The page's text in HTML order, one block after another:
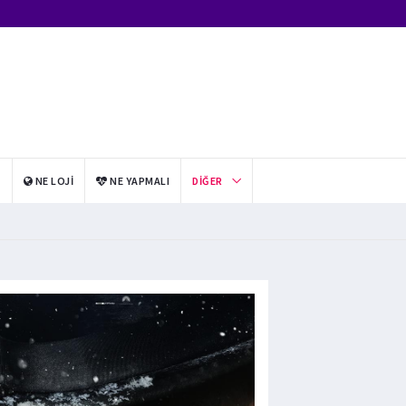
NE LOJI NE YAPMALI DIĞER